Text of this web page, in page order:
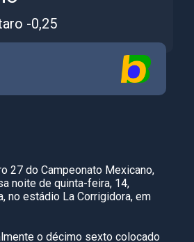
-0,25
27 do Campeonato Mexicano,
noite de quinta-feira, 14,
no estádio La Corrigidora, em
o décimo sexto colocado